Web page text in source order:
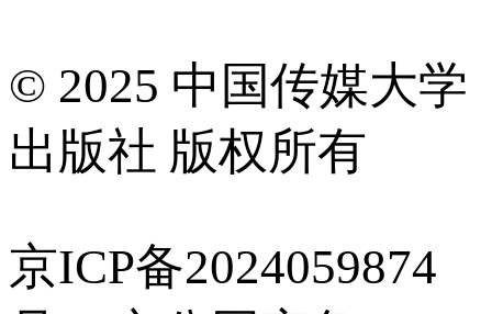
© 2025 中国传媒大学
出版社 版权所有
京ICP备2024059874